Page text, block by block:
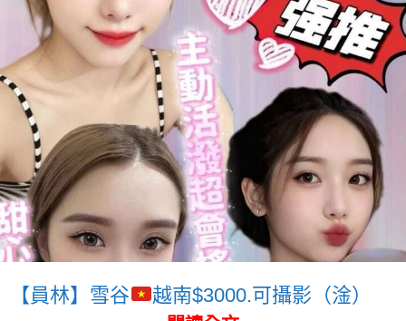
【員林】雪谷 越南$3000.可攝影（淦）